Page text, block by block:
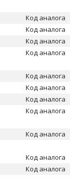
Код аналога
Код аналога
Код аналога
Код аналога
Код аналога
Код аналога
Код аналога
Код аналога
Код аналога
Код аналога
Код аналога